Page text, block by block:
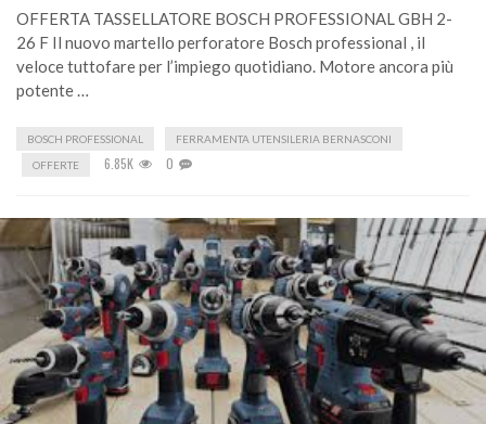
OFFERTA TASSELLATORE BOSCH PROFESSIONAL GBH 2-
26 F Il nuovo martello perforatore Bosch professional , il
veloce tuttofare per l’impiego quotidiano. Motore ancora più
potente …
BOSCH PROFESSIONAL
FERRAMENTA UTENSILERIA BERNASCONI
OFFERTE
6.85K 0